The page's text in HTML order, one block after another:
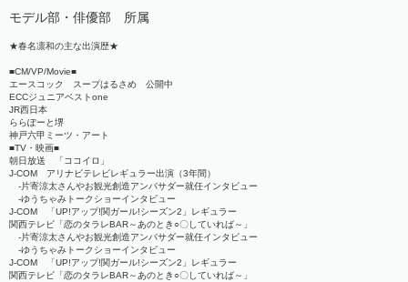
モデル部・俳優部 所属
★春名凛和の主な出演歴★
■CM/VP/Movie■
エースコック スープはるさめ 公開中
ECCジュニアベストone
JR西日本
ららぽーと堺
神戸六甲ミーツ・アート
■TV・映画■
朝日放送 「ココイロ」
J-COM アリナビテレビレギュラー出演（3年間）
-片寄涼太さんやお観光創造アンバサダー就任インタビュー
-ゆうちゃみトークショーインタビュー
J-COM 「UP!アップ!関ガール!シーズン2」レギュラー
関西テレビ「恋のタラレBAR～あのとき○〇していれば～」
-片寄涼太さんやお観光創造アンバサダー就任インタビュー
-ゆうちゃみトークショーインタビュー
J-COM 「UP!アップ!関ガール!シーズン2」レギュラー
関西テレビ「恋のタラレBAR～あのとき○〇していれば～」